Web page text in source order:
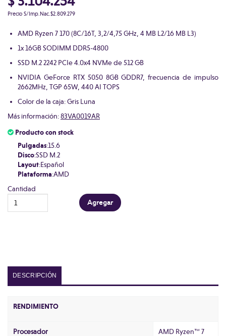
Precio S/Imp.Nac.$2.809.279
AMD Ryzen 7 170 (8C/16T, 3,2/4,75 GHz, 4 MB L2/16 MB L3)
1x 16GB SODIMM DDR5-4800
SSD M.2 2242 PCIe 4.0x4 NVMe de 512 GB
NVIDIA GeForce RTX 5050 8GB GDDR7, frecuencia de impulso
2662MHz, TGP 65W, 440 AI TOPS
Color de la caja: Gris Luna
Más información:83VA0019AR
Producto con stock
Pulgadas:15.6
Disco:SSD M.2
Layout:Español
Plataforma:AMD
Cantidad
DESCRIPCIÓN
RENDIMIENTO
Procesador
AMD Ryzen™ 7